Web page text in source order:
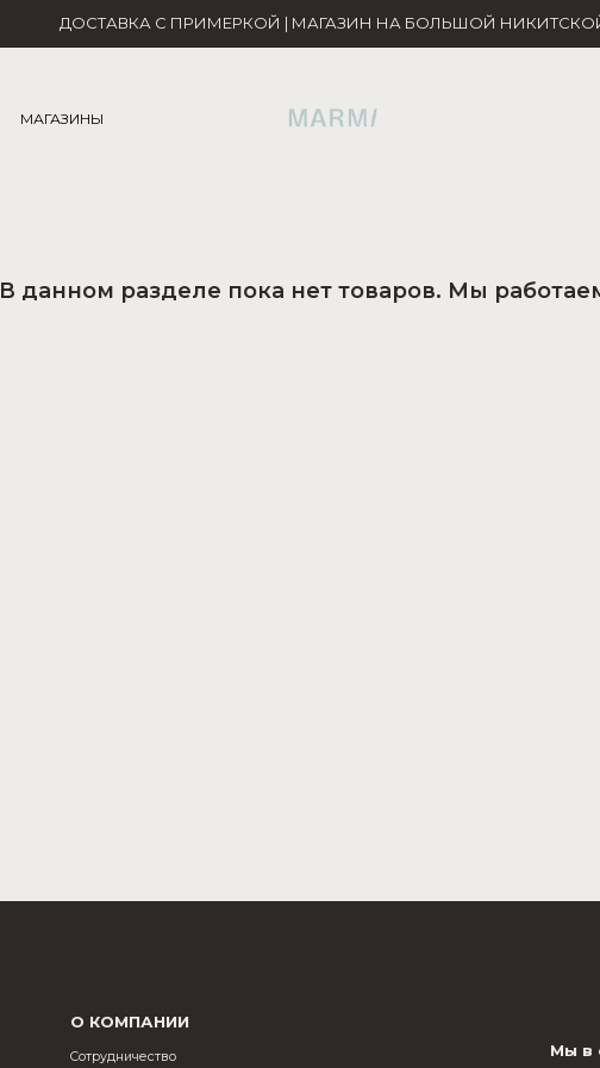
ДОСТАВКА С ПРИМЕРКОЙ | МАГАЗИН НА БОЛЬШОЙ
МАГАЗИНЫ
В данном разделе пока нет товаров. Мы
О КОМПАНИИ
Cотрудничество Мы в